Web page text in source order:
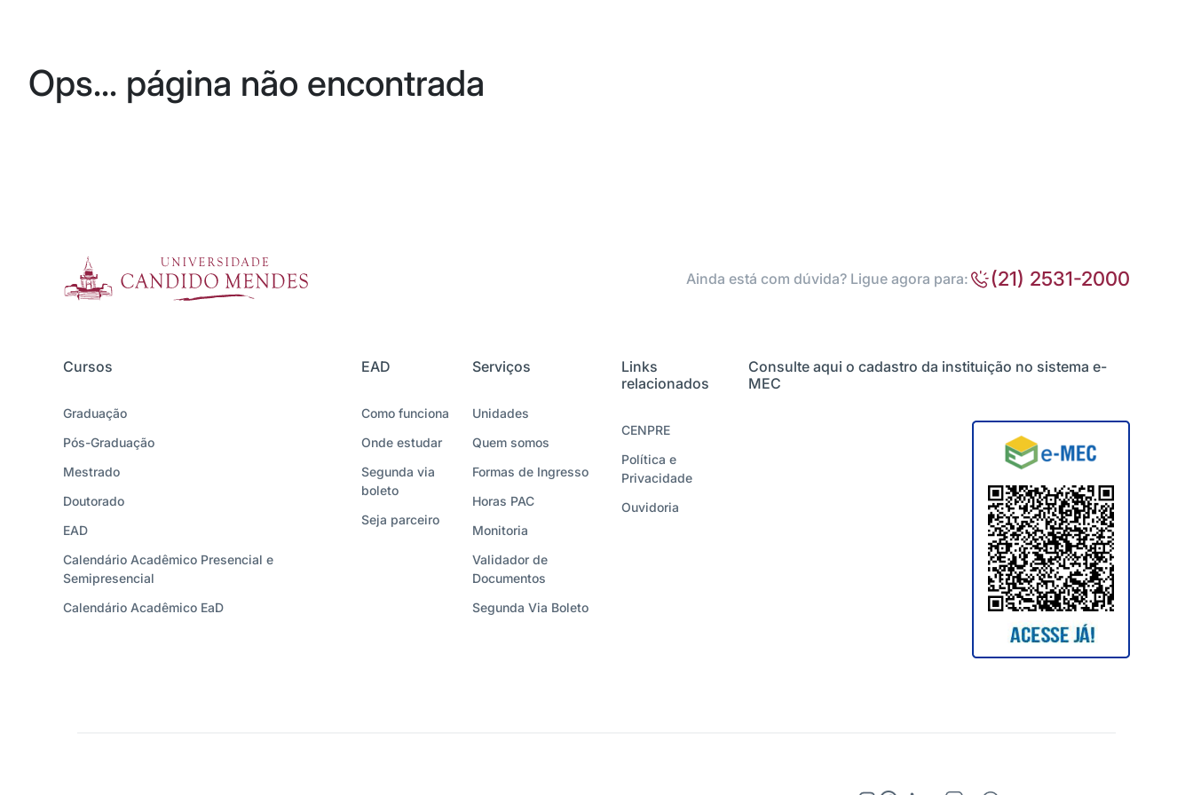
Ops... página não encontrada
Ainda está com dúvida? Ligue agora para: (21) 2531-2000
Cursos
Graduação
Pós-Graduação
Mestrado
Doutorado
EAD
Calendário Acadêmico Presencial e
Semipresencial
Calendário Acadêmico EaD
EAD
Como funciona
Onde estudar
Segunda via
boleto
Seja parceiro
Serviços
Unidades
Quem somos
Formas de Ingresso
Horas PAC
Monitoria
Validador de
Documentos
Segunda Via Boleto
Links
relacionados
CENPRE
Política e
Privacidade
Ouvidoria
Consulte aqui o cadastro da instituição no sistema e-
MEC